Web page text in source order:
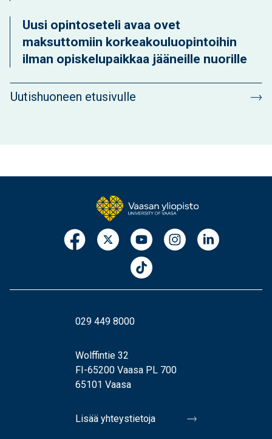
Uusi opintoseteli avaa ovet
maksuttomiin korkeakouluopintoihin
ilman opiskelupaikkaa jääneille nuorille
Uutishuoneen etusivulle
029 449 8000
Wolffintie 32
FI-65200 Vaasa PL 700
65101 Vaasa
Lisää yhteystietoja